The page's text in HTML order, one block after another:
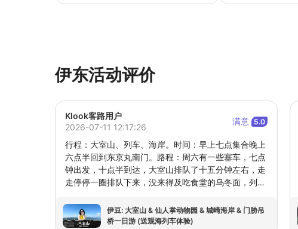
伊东活动评价
Klook客路用户
2026-07-11 12:17:26
满意 5.0
行程：大室山、列车、海岸。时间：早上七点集合晚上
六点半回到东京丸南门。路程：周六有一些塞车，七点
钟出发，十点半到达，大室山排队了十五分钟左右，走
走停停一圈排队下来，没来得及吃食堂的乌冬面，列车
岸差不多游玩了三十五分钟左右。导游司机：龙师傅热
情、专业、贴心。提前一天会在群里帮大家找最方便的
伊豆: 大室山 & 仙人掌动物园 & 城崎海岸 & 门胁吊
桥一日游 (送观海列车体验)